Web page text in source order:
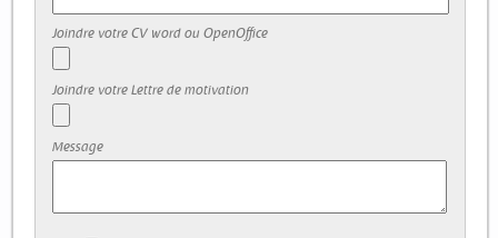
Joindre votre CV word ou OpenOffice
Joindre votre Lettre de motivation
Message